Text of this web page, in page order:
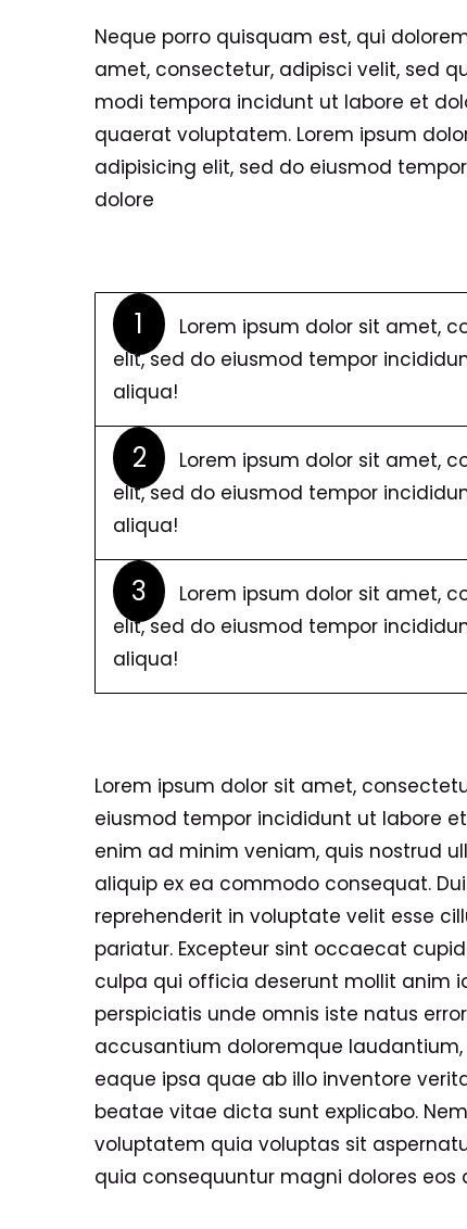
Neque porro quisquam est, qui
amet, consectetur, adipisci velit, sed
modi tempora incidunt ut labore et
quaerat voluptatem. Lorem ipsum
adipisicing elit, sed do eiusmod
dolore
1
Lorem ipsum dolor sit amet,
elit, sed do eiusmod tempor
aliqua!
2
Lorem ipsum dolor sit amet,
elit, sed do eiusmod tempor
aliqua!
3
Lorem ipsum dolor sit amet,
elit, sed do eiusmod tempor
aliqua!
Lorem ipsum dolor sit amet,
eiusmod tempor incididunt ut labore
enim ad minim veniam, quis nostrud
aliquip ex ea commodo consequat.
reprehenderit in voluptate velit esse
pariatur. Excepteur sint occaecat
culpa qui officia deserunt mollit anim
perspiciatis unde omnis iste natus
accusantium doloremque
eaque ipsa quae ab illo inventore
beatae vitae dicta sunt explicabo.
voluptatem quia voluptas sit
quia consequuntur magni dolores